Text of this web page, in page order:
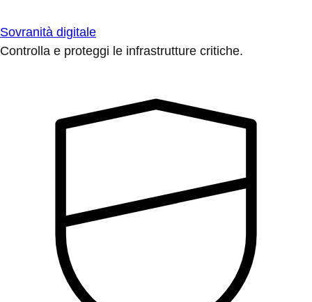
Sovranità digitale
Controlla e proteggi le infrastrutture critiche.